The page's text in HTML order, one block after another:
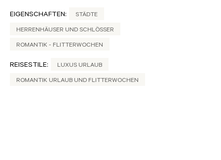
EIGENSCHAFTEN: STÄDTE
HERRENHÄUSER UND SCHLÖSSER
ROMANTIK - FLITTERWOCHEN
REISESTILE: LUXUS URLAUB
ROMANTIK URLAUB UND FLITTERWOCHEN